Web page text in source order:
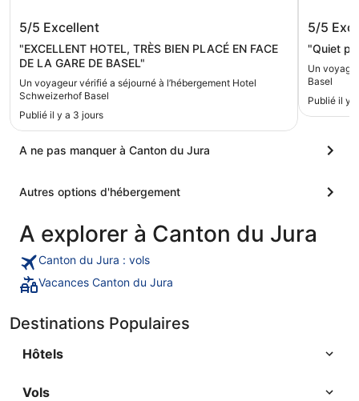
5/5 Excellent
"EXCELLENT HOTEL, TRÈS BIEN PLACÉ EN FACE
DE LA GARE DE BASEL"
Un voyageur vérifié a séjourné à l’hébergement Hotel
Schweizerhof Basel
Publié il y a 3 jours
5/5
Un
Basel
Publié il y
A ne pas manquer à Canton du Jura
Autres options d'hébergement
A explorer à Canton du Jura
Canton du Jura : vols
Vacances Canton du Jura
Destinations Populaires
Hôtels
Vols